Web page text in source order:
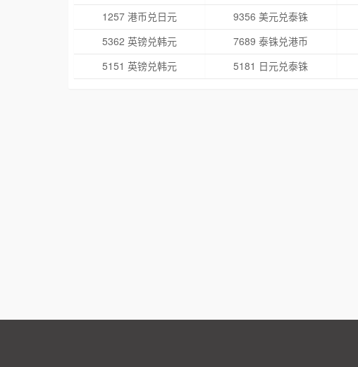
1257 港币兑日元
9356 美元兑泰铢
5362 英镑兑韩元
7689 泰铢兑港币
5151 英镑兑韩元
5181 日元兑泰铢